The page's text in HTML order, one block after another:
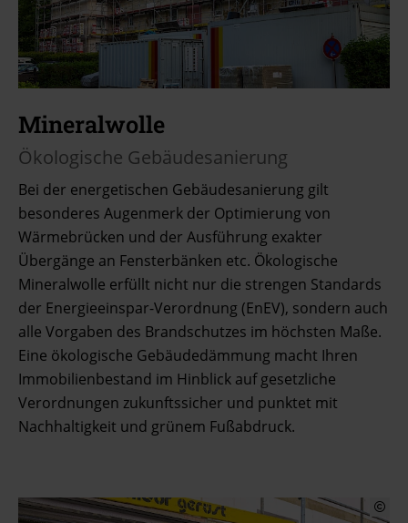
Mineralwolle
Ökologische Gebäudesanierung
Bei der energetischen Gebäudesanierung gilt
besonderes Augenmerk der Optimierung von
Wärmebrücken und der Ausführung exakter
Übergänge an Fensterbänken etc. Ökologische
Mineralwolle erfüllt nicht nur die strengen Standards
der Energieeinspar-Verordnung (EnEV), sondern auch
alle Vorgaben des Brandschutzes im höchsten Maße.
Eine ökologische Gebäudedämmung macht Ihren
Immobilienbestand im Hinblick auf gesetzliche
Verordnungen zukunftssicher und punktet mit
Nachhaltigkeit und grünem Fußabdruck.